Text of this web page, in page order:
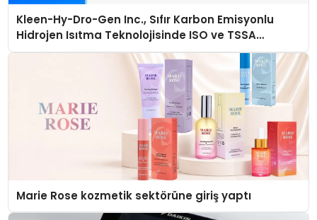
Kleen-Hy-Dro-Gen Inc., Sıfır Karbon Emisyonlu
Hidrojen Isıtma Teknolojisinde ISO ve TSSA
Düzenleyici Onaylarını Aldı
Marie Rose kozmetik sektörüne giriş yaptı